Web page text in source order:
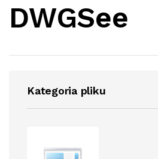
DWGSee
Kategoria pliku